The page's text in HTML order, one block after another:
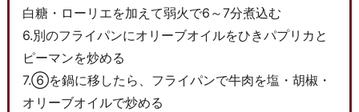
白糖・ローリエを加えて弱火で6～7分煮込む
6.別のフライパンにオリーブオイルをひきパプリカと
ピーマンを炒める
7.⑥を鍋に移したら、フライパンで牛肉を塩・胡椒・
オリーブオイルで炒める